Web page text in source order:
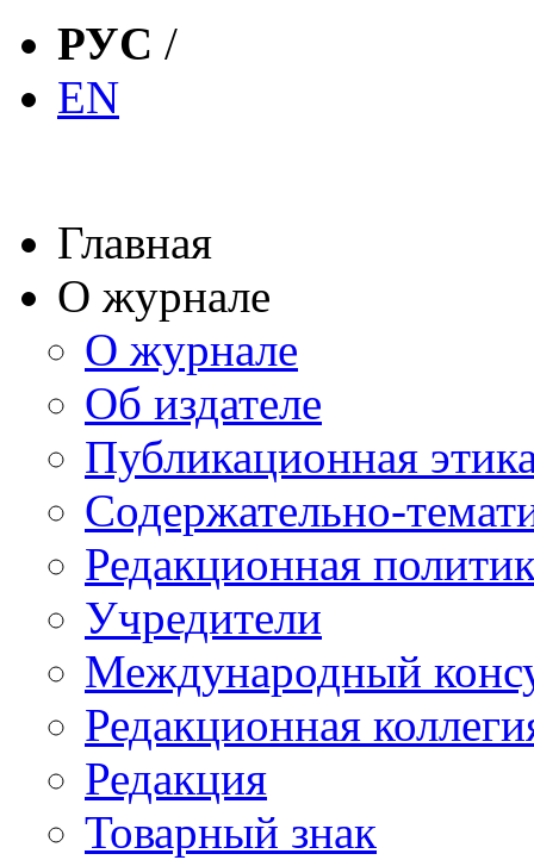
РУС /
EN
Главная
О журнале
О журнале
Об издателе
Публикационная
Содержательно-
Редакционная
Учредители
Международный
Редакционная
Редакция
Товарный знак